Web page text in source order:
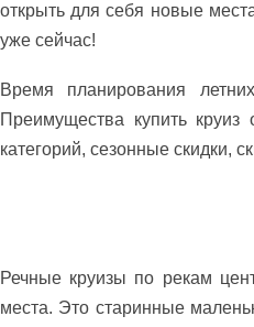
открыть для себя новые
уже сейчас!
Время планирования
Преимущества купить
категорий, сезонные скидки,
Речные круизы по рекам
места. Это старинные